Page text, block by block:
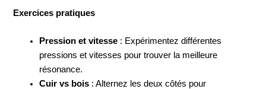
Exercices pratiques
Pression et vitesse : Expérimentez différentes
pressions et vitesses pour trouver la meilleure
résonance.
Cuir vs bois : Alternez les deux côtés pour